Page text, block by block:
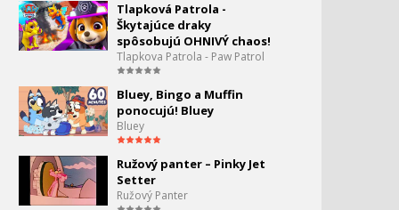
6:44
161.
Tom a Jerry - najlepšie
scény
23:10
162.
Tom a Jerry - najlepšie
hudobné scény
19:15
163.
Tom a Jerry - to najlepšie s
Tuffym
Tlapková Patrola -
Škytajúce draky
spôsobujú OHNIVÝ chaos!
Tlapkova Patrola - Paw Patrol
Bluey, Bingo a Muffin
ponocujú! Bluey
Bluey
Ružový panter – Pinky Jet
Setter
Ružový Panter